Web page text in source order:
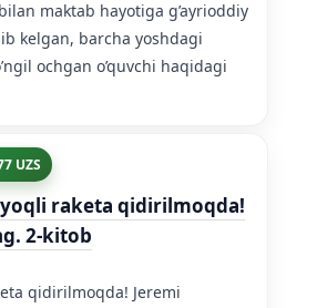
maktab hayotiga g’ayrioddiy
kelgan, barcha yoshdagi
ochgan o’quvchi haqidagi
UZS
raketa qidirilmoqda!
2-kitob
qidirilmoqda! Jeremi